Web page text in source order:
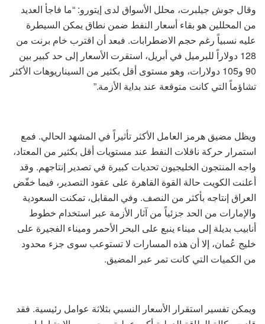
وقال جوش جيلبرت، محلل الأسواق لدى إيتورو: “ما فاجأ العديد
من المحللين هو بقاء أسعار النفط ضمن نطاق يمكن السيطرة
عليه نسبياً رغم حجم الاضطرابات. فبعد أن اقترب خام برنت من
128 دولاراً للبرميل في أبريل، استقرت الأسعار إلى حد كبير بين
90 و105 دولارات، وهو مستوى أقل بكثير من السيناريوهات الأكثر
تشاؤماً التي كانت متوقعة عند بداية الأزمة.”
ويظل مضيق هرمز العامل الأكثر تأثيراً في المشهد الحالي. فمع
استمرار حركة ناقلات النفط عند مستويات أقل بكثير من المعتاد،
واجه المنتجون الخليجيون تحديات كبيرة في تصدير إنتاجهم. وقد
أعلنت الكويت حالة القوة القاهرة على عقود التصدير، فيما خفّض
العراق إنتاجه بأكثر من النصف. وفي المقابل، تمكنت السعودية
والإمارات من الحد جزئياً من آثار الأزمة عبر استخدام خطوط
أنابيب بديلة إلى ميناء ينبع على البحر الأحمر وميناء الفجيرة على
خليج عُمان، إلا أن هذه المسارات لا تستوعب سوى جزء محدود
من الكميات التي كانت تمر عبر المضيق.
ويمكن تفسير استقرار الأسعار النسبي بثلاثة عوامل رئيسية. فقد